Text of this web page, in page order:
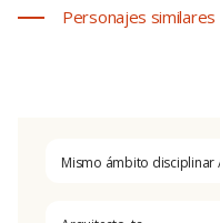
Personajes similares
Mismo ámbito disciplinar